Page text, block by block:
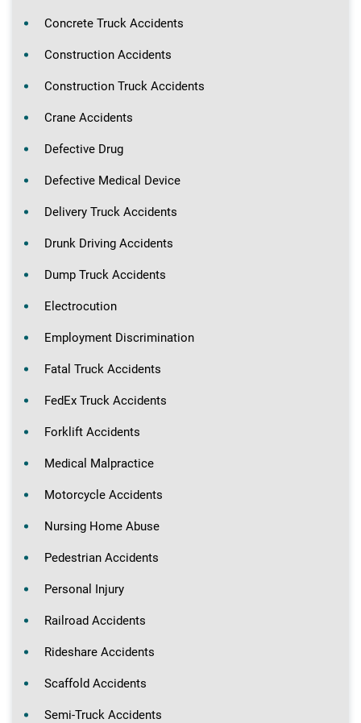
Concrete Truck Accidents
Construction Accidents
Construction Truck Accidents
Crane Accidents
Defective Drug
Defective Medical Device
Delivery Truck Accidents
Drunk Driving Accidents
Dump Truck Accidents
Electrocution
Employment Discrimination
Fatal Truck Accidents
FedEx Truck Accidents
Forklift Accidents
Medical Malpractice
Motorcycle Accidents
Nursing Home Abuse
Pedestrian Accidents
Personal Injury
Railroad Accidents
Rideshare Accidents
Scaffold Accidents
Semi-Truck Accidents